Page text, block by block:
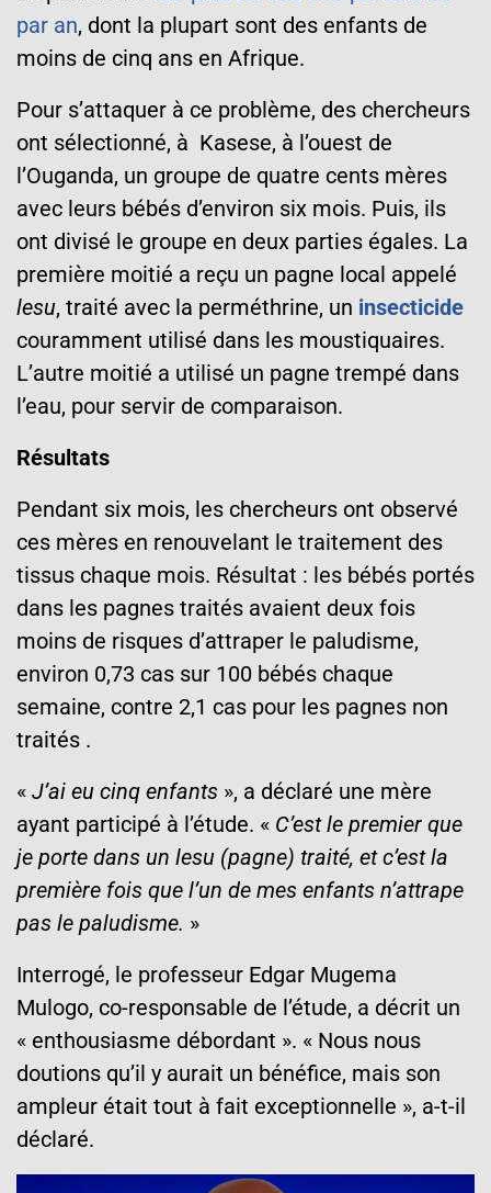
par an, dont la plupart sont des enfants de
moins de cinq ans en Afrique.
Pour s’attaquer à ce problème, des chercheurs
ont sélectionné, à Kasese, à l’ouest de
l’Ouganda, un groupe de quatre cents mères
avec leurs bébés d’environ six mois. Puis, ils
ont divisé le groupe en deux parties égales. La
première moitié a reçu un pagne local appelé
lesu, traité avec la perméthrine, un insecticide
couramment utilisé dans les moustiquaires.
L’autre moitié a utilisé un pagne trempé dans
l’eau, pour servir de comparaison.
Résultats
Pendant six mois, les chercheurs ont observé
ces mères en renouvelant le traitement des
tissus chaque mois. Résultat : les bébés portés
dans les pagnes traités avaient deux fois
moins de risques d’attraper le paludisme,
environ 0,73 cas sur 100 bébés chaque
semaine, contre 2,1 cas pour les pagnes non
traités .
« J’ai eu cinq enfants », a déclaré une mère
ayant participé à l’étude. « C’est le premier que
je porte dans un lesu (pagne) traité, et c’est la
première fois que l’un de mes enfants n’attrape
pas le paludisme. »
Interrogé, le professeur Edgar Mugema
Mulogo, co-responsable de l’étude, a décrit un
« enthousiasme débordant ». « Nous nous
doutions qu’il y aurait un bénéfice, mais son
ampleur était tout à fait exceptionnelle », a-t-il
déclaré.